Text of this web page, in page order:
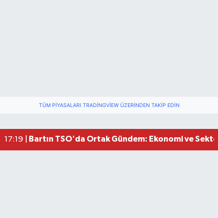
TÜM PIYASALARI TRADINGVIEW ÜZERINDEN TAKIP EDIN
17:19 |
Bartın TSO'da Ortak Gündem: Ekonomi ve